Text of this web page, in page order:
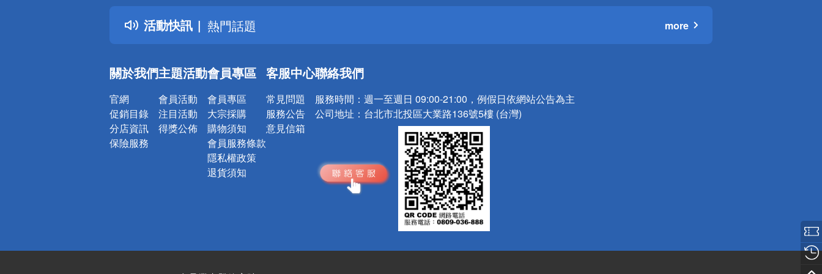
活動快訊
得獎公告
熱門話題
銀行優惠
詐騙網頁！請小心！
more
關於我們
官網
促銷目錄
分店資訊
保險服務
主題活動
會員活動
注目活動
得獎公佈
會員專區
會員專區
大宗採購
購物須知
會員服務條款
隱私權政策
退貨須知
客服中心
常見問題
服務公告
意見信箱
聯絡我們
服務時間： 週一至週日 09:00-21:00，例假日依網站公告為主
公司地址： 台北市北投區大業路136號5樓 (台灣)